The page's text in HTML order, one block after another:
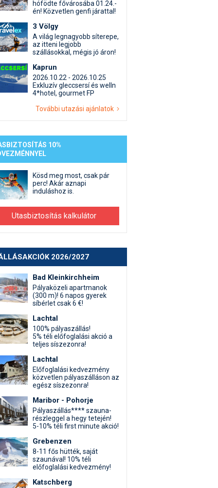
Termékkereső
egyéb síeléshez kapcsolódó téma
kapcsolatos kérdések és válaszok
beszélgetések
hófödte fővárosába 01.24.-
én! Közvetlen genfi járattal!
3 Völgy
A világ legnagyobb síterepe,
az itteni legjobb
szállásokkal, mégis jó áron!
Kaprun
2026.10.22 - 2026.10.25
Exkluzív gleccsersí és welln
4*hotel, gourmet FP
További utazási ajánlatok
10%
Kösd meg most, csak pár
perc! Akár aznapi
induláshoz is.
Utasbiztosítás kalkulátor
2026/2027
Bad Kleinkirchheim
Pályaközeli apartmanok
(300 m)! 6 napos gyerek
síbérlet csak 6 €!
Lachtal
100% pályaszállás!
5% téli előfoglalási akció a
teljes síszezonra!
Lachtal
Előfoglalási kedvezmény
közvetlen pályaszálláson az
egész síszezonra!
Maribor - Pohorje
Pályaszállás**** szauna-
részleggel a hegy tetején!
5-10% téli first minute akció!
Grebenzen
8-11 fős hütték, saját
szaunával! 10% téli
előfoglalási kedvezmény!
Katschberg